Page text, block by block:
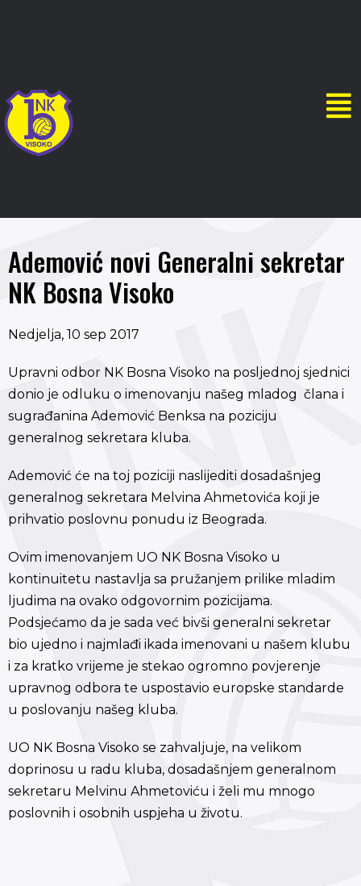
Ademović novi Generalni sekretar
NK Bosna Visoko
Nedjelja, 10 sep 2017
Upravni odbor NK Bosna Visoko na posljednoj sjednici
donio je odluku o imenovanju našeg mladog člana i
sugrađanina Ademović Benksa na poziciju
generalnog sekretara kluba.
Ademović će na toj poziciji naslijediti dosadašnjeg
generalnog sekretara Melvina Ahmetovića koji je
prihvatio poslovnu ponudu iz Beograda.
Ovim imenovanjem UO NK Bosna Visoko u
kontinuitetu nastavlja sa pružanjem prilike mladim
ljudima na ovako odgovornim pozicijama.
Podsjećamo da je sada već bivši generalni sekretar
bio ujedno i najmlađi ikada imenovani u našem klubu
i za kratko vrijeme je stekao ogromno povjerenje
upravnog odbora te uspostavio europske standarde
u poslovanju našeg kluba.
UO NK Bosna Visoko se zahvaljuje, na velikom
doprinosu u radu kluba, dosadašnjem generalnom
sekretaru Melvinu Ahmetoviću i želi mu mnogo
poslovnih i osobnih uspjeha u životu.